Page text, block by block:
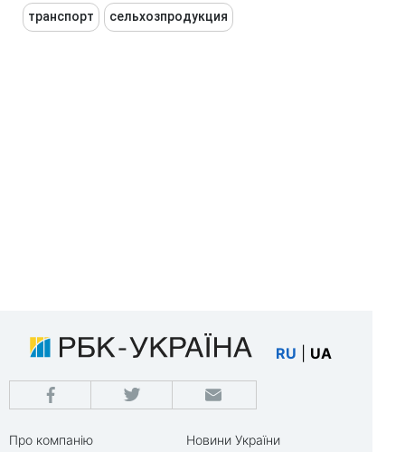
транспорт сельхозпродукция
RU UA
Про компанію
Новини України